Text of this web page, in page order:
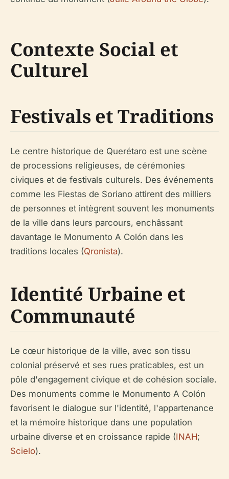
Contexte Social et
Culturel
Festivals et Traditions
Le centre historique de Querétaro est une scène
de processions religieuses, de cérémonies
civiques et de festivals culturels. Des événements
comme les Fiestas de Soriano attirent des milliers
de personnes et intègrent souvent les monuments
de la ville dans leurs parcours, enchâssant
davantage le Monumento A Colón dans les
traditions locales (Qronista).
Identité Urbaine et
Communauté
Le cœur historique de la ville, avec son tissu
colonial préservé et ses rues praticables, est un
pôle d'engagement civique et de cohésion sociale.
Des monuments comme le Monumento A Colón
favorisent le dialogue sur l'identité, l'appartenance
et la mémoire historique dans une population
urbaine diverse et en croissance rapide (INAH;
Scielo).